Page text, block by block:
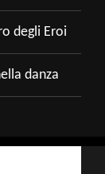
degli Eroi
danza